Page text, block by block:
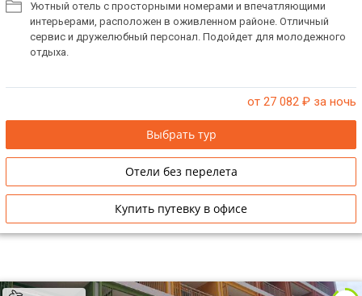
Уютный отель с просторными номерами и впечатляющими
интерьерами, расположен в оживленном районе. Отличный
сервис и дружелюбный персонал. Подойдет для молодежного
отдыха.
от 27 082 ₽ за ночь
Выбрать тур
Отели без перелета
Купить путевку в офисе